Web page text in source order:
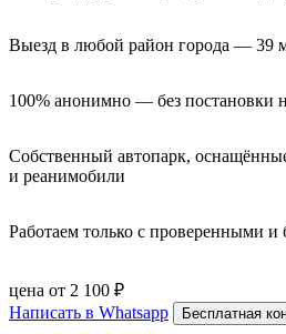
Выезд в любой район города — 39
100% анонимно — без постановки
Собственный автопарк,
и реанимобили
Работаем только с проверенными и
цена от 2 100 ₽
Написать в Whatsapp
Бесплатная